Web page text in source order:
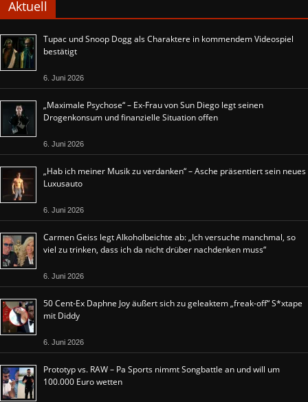
Aktuell
Tupac und Snoop Dogg als Charaktere in kommendem Videospiel
bestätigt
6. Juni 2026
„Maximale Psychose“ – Ex-Frau von Sun Diego legt seinen
Drogenkonsum und finanzielle Situation offen
6. Juni 2026
„Hab ich meiner Musik zu verdanken“ – Asche präsentiert sein neues
Luxusauto
6. Juni 2026
Carmen Geiss legt Alkoholbeichte ab: „Ich versuche manchmal, so
viel zu trinken, dass ich da nicht drüber nachdenken muss“
6. Juni 2026
50 Cent-Ex Daphne Joy äußert sich zu geleaktem „freak-off“ S*xtape
mit Diddy
6. Juni 2026
Prototyp vs. RAW – Pa Sports nimmt Songbattle an und will um
100.000 Euro wetten